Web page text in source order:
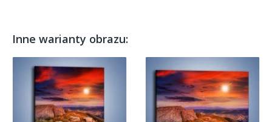
Inne warianty obrazu: